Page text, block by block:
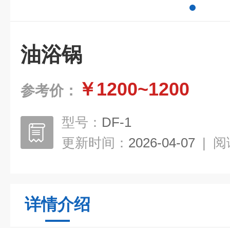
油浴锅
参考价： ￥1200~1200
型号： DF-1
更新时间： 2026-04-07 | 阅
详情介绍